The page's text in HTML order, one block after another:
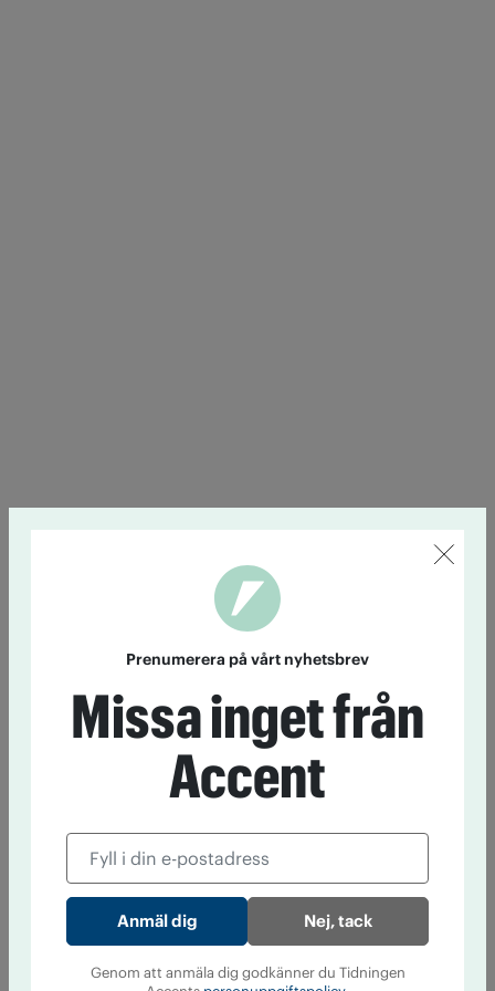
Prenumerera på vårt nyhetsbrev
Missa inget från
Accent
Nej, tack
Genom att anmäla dig godkänner du Tidningen